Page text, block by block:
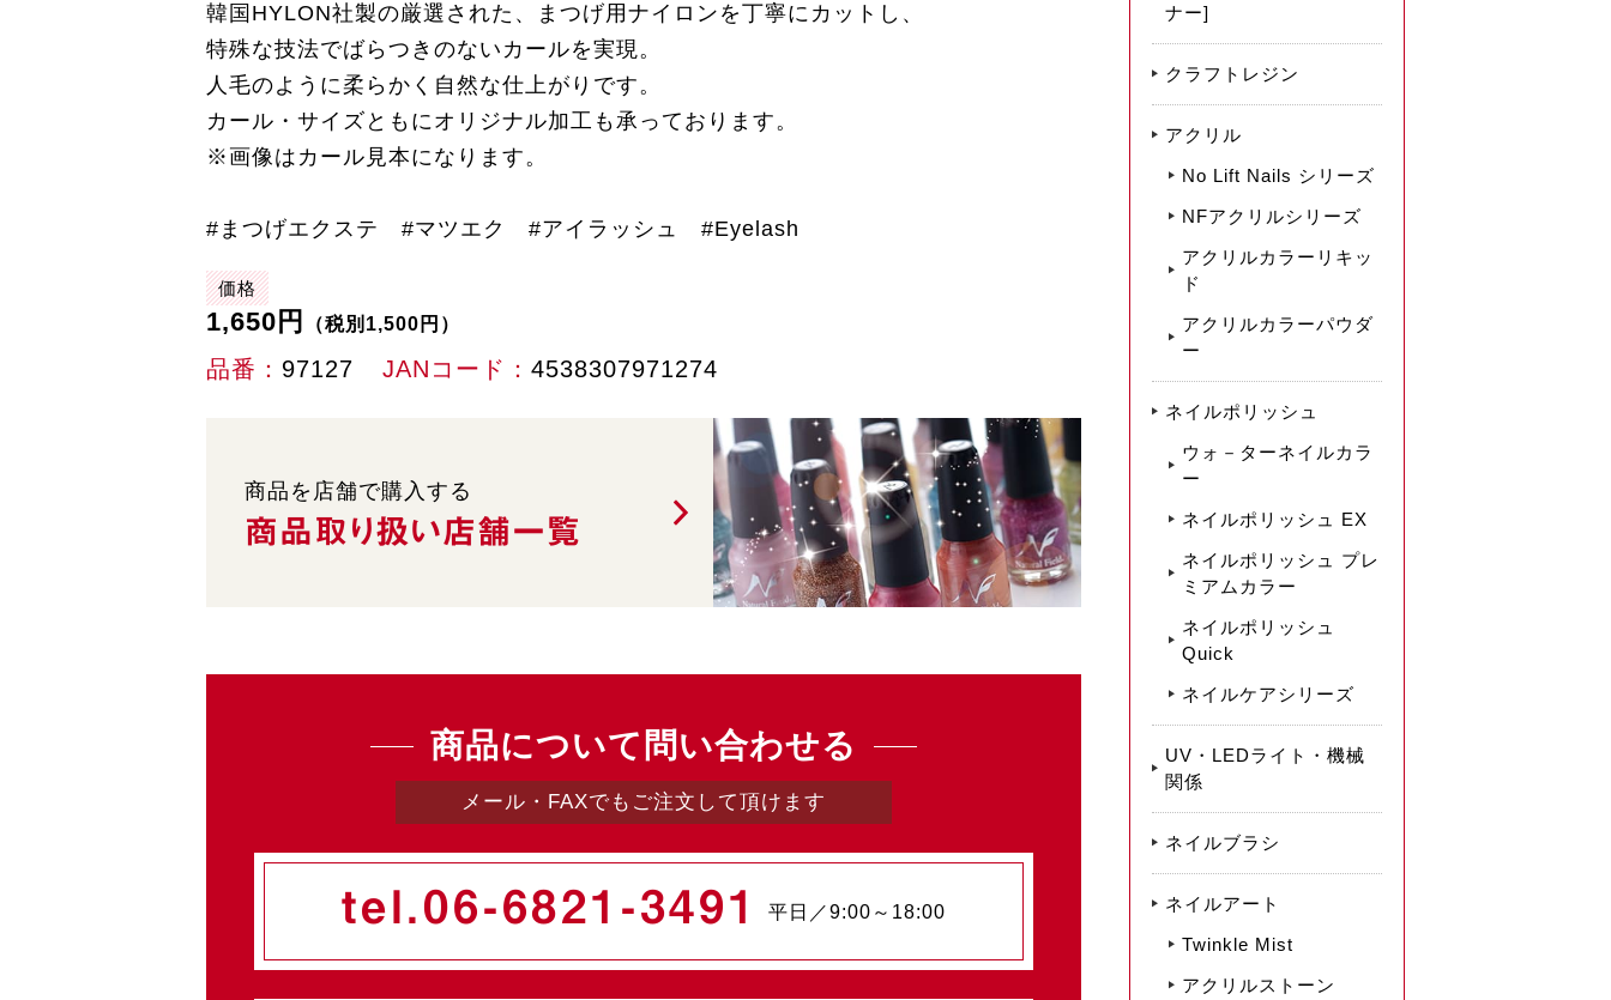
韓国HYLON社製の厳選された、まつげ用ナイロンを丁寧にカットし、
特殊な技法でばらつきのないカールを実現。
人毛のように柔らかく自然な仕上がりです。
カール・サイズともにオリジナル加工も承っております。
※画像はカール見本になります。
#まつげエクステ #マツエク #アイラッシュ #Eyelash
価格
1,650円 （税別1,500円）
品番 97127 JANコード 4538307971274
商品を店舗で購入する
商品取り扱い店舗一覧
商品について問い合わせる
メール・FAXでもご注文して頂けます
tel.06-6821-3491 平日／9:00～18:00
ナー]
クラフトレジン
アクリル
No Lift Nails シリーズ
NFアクリルシリーズ
アクリルカラーリキッ
ド
アクリルカラーパウダ
ー
ネイルポリッシュ
ウォ－ターネイルカラ
ー
ネイルポリッシュ EX
ネイルポリッシュ プレ
ミアムカラー
ネイルポリッシュ
Quick
ネイルケアシリーズ
UV・LEDライト・機械
関係
ネイルブラシ
ネイルアート
Twinkle Mist
アクリルストーン